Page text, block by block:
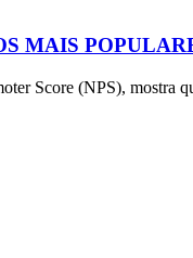
MAIS
Score (NPS), mostra